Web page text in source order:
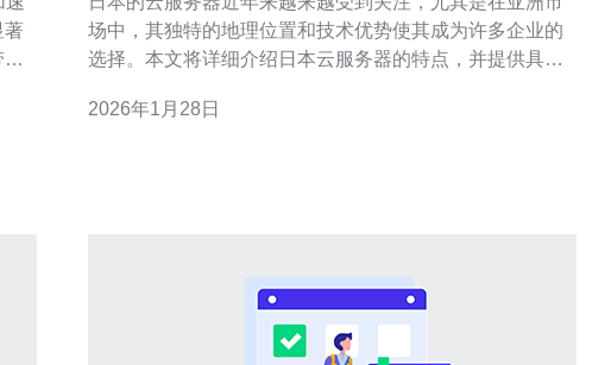
著
场中，其独特的地理位置和技术优势使其成为许多企业的
选择。本文将详细介绍日本云服务器的特点，并提供具体
章，您将了解日本云服务器的基本概念、选择时的注意事
2026年1月28日